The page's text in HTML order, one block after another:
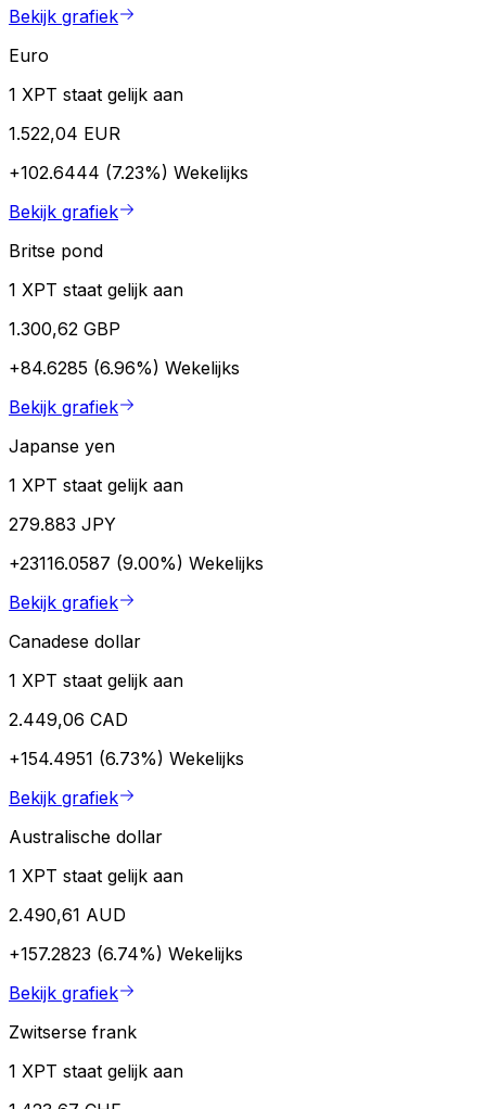
Bekijk grafiek
Euro
1 XPT staat gelijk aan
1.522,04 EUR
+102.6444 (7.23%) Wekelijks
Bekijk grafiek
Britse pond
1 XPT staat gelijk aan
1.300,62 GBP
+84.6285 (6.96%) Wekelijks
Bekijk grafiek
Japanse yen
1 XPT staat gelijk aan
279.883 JPY
+23116.0587 (9.00%) Wekelijks
Bekijk grafiek
Canadese dollar
1 XPT staat gelijk aan
2.449,06 CAD
+154.4951 (6.73%) Wekelijks
Bekijk grafiek
Australische dollar
1 XPT staat gelijk aan
2.490,61 AUD
+157.2823 (6.74%) Wekelijks
Bekijk grafiek
Zwitserse frank
1 XPT staat gelijk aan